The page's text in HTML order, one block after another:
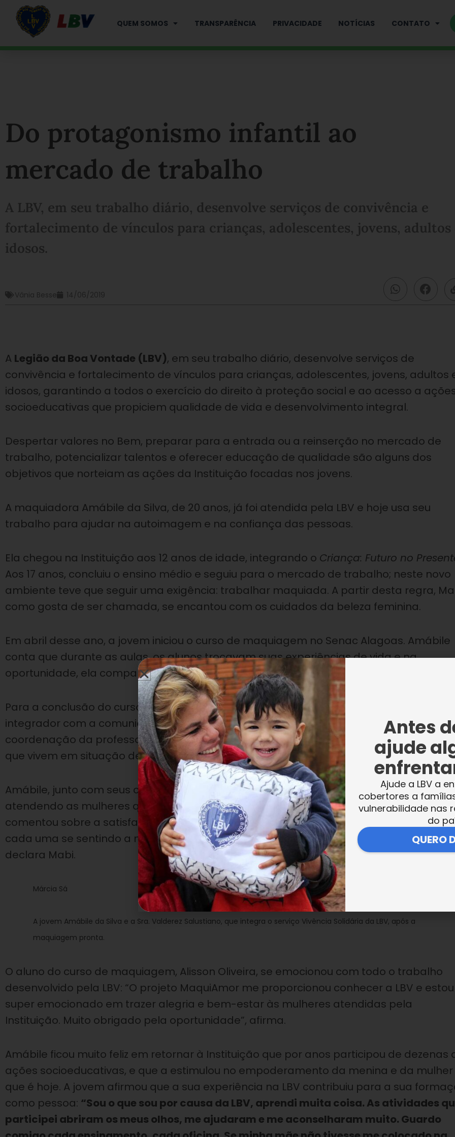
QUEM SOMOS TRANSPARÊNCIA PRIVACIDADE NOTÍCIAS CONTATO
Do protagonismo infantil ao
mercado de trabalho
A LBV, em seu trabalho diário, desenvolve serviços de convivência e
fortalecimento de vínculos para crianças, adolescentes, jovens, adultos
idosos.
Vânia Besse 14/06/2019
A Legião da Boa Vontade (LBV), em seu trabalho diário, desenvolve serviços de
convivência e fortalecimento de vínculos para crianças, adolescentes, jovens, adultos
idosos, garantindo a todos o exercício do direito à proteção social e ao acesso a
socioeducativas que propiciem qualidade de vida e desenvolvimento integral.
Despertar valores no Bem, preparar para a entrada ou a reinserção no mercado de
trabalho, potencializar talentos e oferecer educação de qualidade são alguns dos
objetivos que norteiam as ações da Instituição focadas nos jovens.
A maquiadora Amábile da Silva, de 20 anos, já foi atendida pela LBV e hoje usa seu
trabalho para ajudar na autoimagem e na confiança das pessoas.
Ela chegou na Instituição aos 12 anos de idade, integrando o Criança: Futuro no
Aos 17 anos, concluiu o ensino médio e seguiu para o mercado de trabalho; neste novo
ambiente teve que seguir uma exigência: trabalhar maquiada. A partir desta regra,
como gosta de ser chamada, se encantou com os cuidados da beleza feminina.
Em abril desse ano, a jovem iniciou o curso de maquiagem no Senac Alagoas. Amábile
conta que durante as aulas, os alunos trocavam suas experiências de vida e na
oportunidade, ela compartilhou a sua participação na LBV.
Para a conclusão do curso, os novos maquiadores precisavam criar um projeto
integrador com a comunidade. O grupo de Amábile desenvolveu o “MaquiAmor”, com
coordenação da professora Márcia Sá. O objetivo da ação é levar o amor às pessoas,
que vivem em situação de vulnerabilidade social, por meio da maquiagem.
Amábile, junto com seus colegas, escolheu a LBV para a realização do projeto,
atendendo as mulheres que integram oVida Plena e oVivência Solidária. Na ocasião,
comentou sobre a satisfação das atendidas após a maquiagem: “Vemos a felicidade
cada uma se sentindo a mulher mais bonita do mundo, é uma experiência incrível”,
declara Mabi.
Márcia Sá
A jovem Amábile da Silva e a Sra. Valderez Salustiano, que integra o serviço Vivência Solidária da LBV, após a
maquiagem pronta.
O aluno do curso de maquiagem, Alisson Oliveira, se emocionou com todo o trabalho
desenvolvido pela LBV: “O projeto MaquiAmor me proporcionou conhecer a LBV e estou
super emocionado em trazer alegria e bem-estar às mulheres atendidas pela
Instituição. Muito obrigado pela oportunidade”, afirma.
Amábile ficou muito feliz em retornar à Instituição que por anos participou de dezenas
ações socioeducativas, e que a estimulou no empoderamento da menina e da mulher
que é hoje. A jovem afirmou que a sua experiência na LBV contribuiu para a sua
como pessoa: “Sou o que sou por causa da LBV, aprendi muita coisa. As atividades
participei abriram os meus olhos, me ajudaram e me aconselharam muito. Guardo
Antes
ajude
Ajude a LBV a
cobertores a
vulnerabilidade nas
do
QUERO